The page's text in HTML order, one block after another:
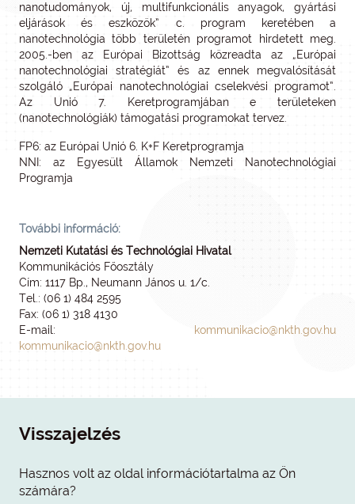
nanotudományok, új, multifunkcionális anyagok, gyártási
eljárások és eszközök” c. program keretében a
nanotechnológia több területén programot hirdetett meg.
2005.-ben az Európai Bizottság közreadta az „Európai
nanotechnológiai stratégiát” és az ennek megvalósítását
szolgáló „Európai nanotechnológiai cselekvési programot”.
Az Unió 7. Keretprogramjában e területeken
(nanotechnológiák) támogatási programokat tervez.
FP6: az Európai Unió 6. K+F Keretprogramja
NNI: az Egyesült Államok Nemzeti Nanotechnológiai
Programja
További információ:
Nemzeti Kutatási és Technológiai Hivatal
Kommunikációs Főosztály
Cím: 1117 Bp., Neumann János u. 1/c.
Tel.: (06 1) 484 2595
Fax: (06 1) 318 4130
E-mail:
kommunikacio@nkth.gov.hu
kommunikacio@nkth.gov.hu
Visszajelzés
Hasznos volt az oldal információtartalma az Ön
számára?